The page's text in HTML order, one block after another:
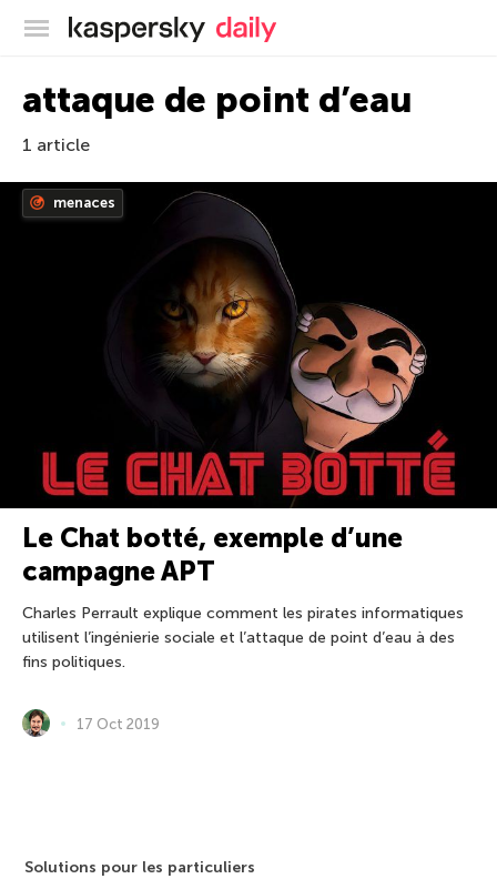
Blog officiel de Kaspersky
attaque de point d’eau
1 article
menaces
Le Chat botté, exemple d’une
campagne APT
Charles Perrault explique comment les pirates informatiques
utilisent l’ingénierie sociale et l’attaque de point d’eau à des
fins politiques.
17 Oct 2019
Solutions pour les particuliers